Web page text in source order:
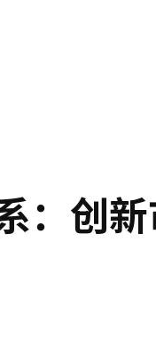
：创